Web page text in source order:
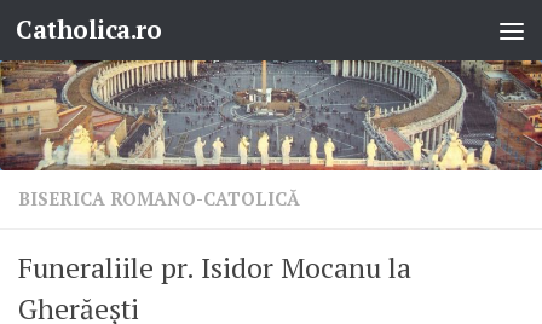
Skip to content
Catholica.ro
BISERICA ROMANO-CATOLICĂ
Funeraliile pr. Isidor Mocanu la
Gherăeşti